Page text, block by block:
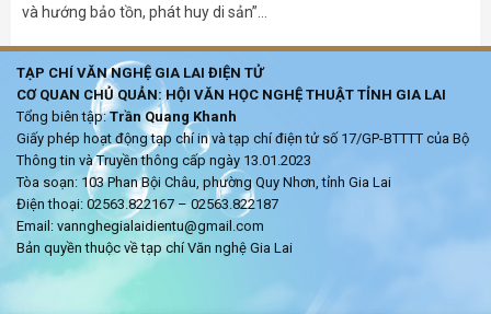
và hướng bảo tồn, phát huy di sản”…
TẠP CHÍ VĂN NGHỆ GIA LAI ĐIỆN TỬ
CƠ QUAN CHỦ QUẢN: HỘI VĂN HỌC NGHỆ THUẬT TỈNH GIA LAI
Tổng biên tập:Trần Quang Khanh
Giấy phép hoạt động tạp chí in và tạp chí điện tử số 17/GP-BTTTT của Bộ
Thông tin và Truyền thông cấp ngày 13.01.2023
Tòa soạn: 103 Phan Bội Châu, phường Quy Nhơn, tỉnh Gia Lai
Điện thoại: 02563.822167 – 02563.822187
Email: vannghegialaidientu@gmail.com
Bản quyền thuộc về tạp chí Văn nghệ Gia Lai